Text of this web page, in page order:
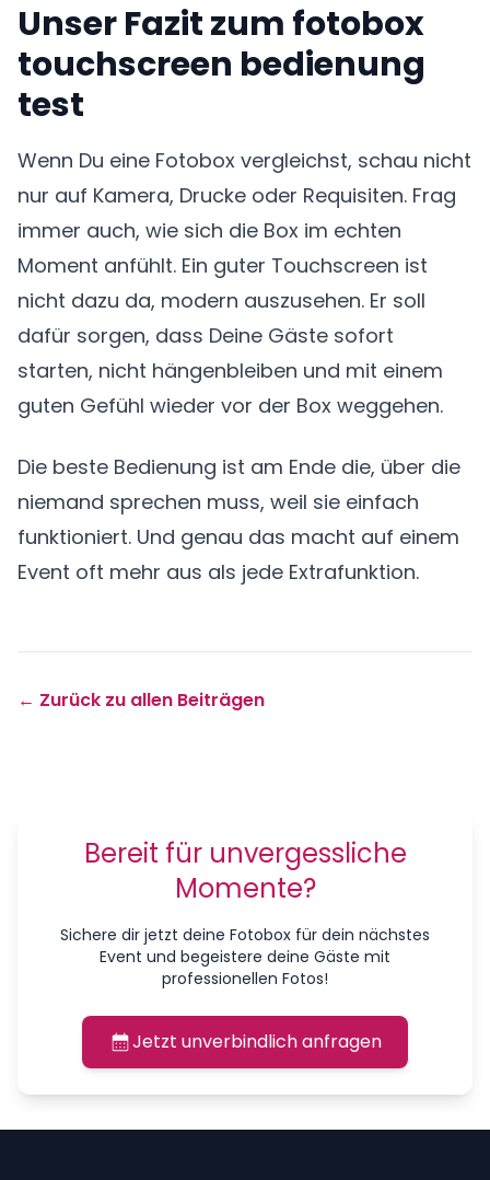
Unser Fazit zum fotobox
touchscreen bedienung
test
Wenn Du eine Fotobox vergleichst, schau nicht
nur auf Kamera, Drucke oder Requisiten. Frag
immer auch, wie sich die Box im echten
Moment anfühlt. Ein guter Touchscreen ist
nicht dazu da, modern auszusehen. Er soll
dafür sorgen, dass Deine Gäste sofort
starten, nicht hängenbleiben und mit einem
guten Gefühl wieder vor der Box weggehen.
Die beste Bedienung ist am Ende die, über die
niemand sprechen muss, weil sie einfach
funktioniert. Und genau das macht auf einem
Event oft mehr aus als jede Extrafunktion.
← Zurück zu allen Beiträgen
Bereit für unvergessliche
Momente?
Sichere dir jetzt deine Fotobox für dein nächstes
Event und begeistere deine Gäste mit
professionellen Fotos!
Jetzt unverbindlich anfragen